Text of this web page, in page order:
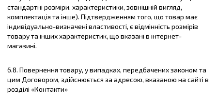
стандартні розміри, характеристики, зовнішній вигляд,
комплектація та інше). Підтвердженням того, що товар має
індивідуально-визначені властивості, є відмінність розмірів
товару та інших характеристик, що вказані в інтернет-
магазині.
6.8. Повернення товару, у випадках, передбачених законом та
цим Договором, здійснюється за адресою, вказаною на сайті в
розділі «Контакти»